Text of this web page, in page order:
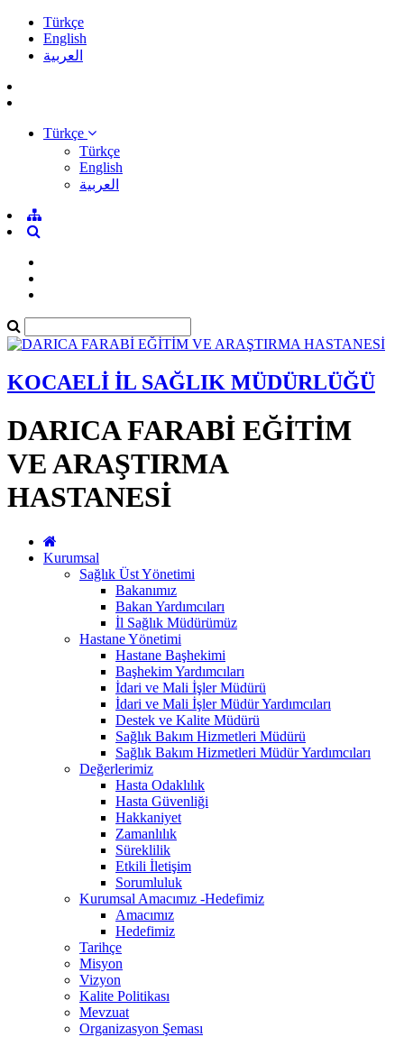
Türkçe
English
العربية
Türkçe
Türkçe
English
العربية
KOCAELİ İL SAĞLIK MÜDÜRLÜĞÜ
DARICA FARABİ EĞİTİM
VE ARAŞTIRMA
HASTANESİ
Kurumsal
Sağlık Üst Yönetimi
Bakanımız
Bakan Yardımcıları
İl Sağlık Müdürümüz
Hastane Yönetimi
Hastane Başhekimi
Başhekim Yardımcıları
İdari ve Mali İşler Müdürü
İdari ve Mali İşler Müdür Yardımcıları
Destek ve Kalite Müdürü
Sağlık Bakım Hizmetleri Müdürü
Sağlık Bakım Hizmetleri Müdür Yardımcıları
Değerlerimiz
Hasta Odaklılık
Hasta Güvenliği
Hakkaniyet
Zamanlılık
Süreklilik
Etkili İletişim
Sorumluluk
Kurumsal Amacımız -Hedefimiz
Amacımız
Hedefimiz
Tarihçe
Misyon
Vizyon
Kalite Politikası
Mevzuat
Organizasyon Şeması